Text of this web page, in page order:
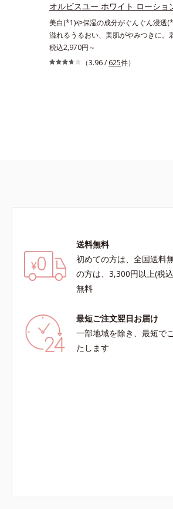
るなめらかな肌を叶えます。*1 メラ
成を抑え、シミ・ソバカスを防ぐ*2
を与え若々しい印象*3 首のうるおい
て*4 ナイアシンアミド
オルビスユー ホワイト ローショ
美白(*1)や保湿の成分がぐんぐん浸透
溢れるうるおい、美肌がやみつきに。
明感のある美肌を構成する要素と、年
メラニン生成にアプローチして、明る
税込2,970円～
（3.96 / 625件）
送料無料
初めての方は、全国送料
の方は、3,300円以上(税
無料
最短ご注文翌日お届け
一部地域を除き、最短で
たします